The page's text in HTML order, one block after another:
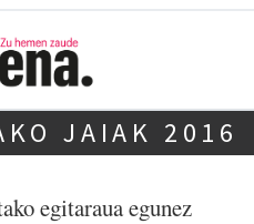
JAIAK 2016
egitaraua egunez